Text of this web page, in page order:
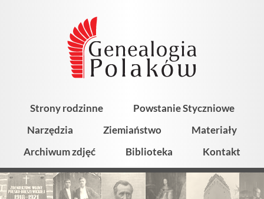
Strony rodzinne
Powstanie Styczniowe
Narzędzia
Ziemiaństwo
Materiały
Archiwum zdjęć
Biblioteka Kontakt